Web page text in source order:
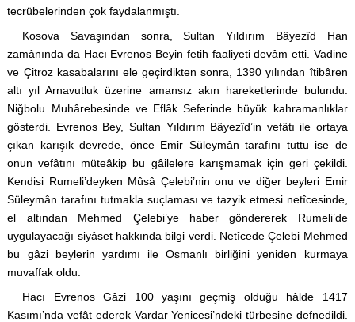
tecrübelerinden çok faydalanmıştı.
Kosova Savaşından sonra, Sultan Yıldırım Bâyezîd Han
zamânında da Hacı Evrenos Beyin fetih faaliyeti devâm etti. Vadine
ve Çitroz kasabalarını ele geçirdikten sonra, 1390 yılından îtibâren
altı yıl Arnavutluk üzerine amansız akın hareketlerinde bulundu.
Niğbolu Muhârebesinde ve Eflâk Seferinde büyük kahramanlıklar
gösterdi. Evrenos Bey, Sultan Yıldırım Bâyezîd’in vefâtı ile ortaya
çıkan karışık devrede, önce Emir Süleymân tarafını tuttu ise de
onun vefâtını müteâkip bu gâilelere karışmamak için geri çekildi.
Kendisi Rumeli’deyken Mûsâ Çelebi’nin onu ve diğer beyleri Emir
Süleymân tarafını tutmakla suçlaması ve tazyik etmesi netîcesinde,
el altından Mehmed Çelebi’ye haber göndererek Rumeli’de
uygulayacağı siyâset hakkında bilgi verdi. Netîcede Çelebi Mehmed
bu gâzi beylerin yardımı ile Osmanlı birliğini yeniden kurmaya
muvaffak oldu.
Hacı Evrenos Gâzi 100 yaşını geçmiş olduğu hâlde 1417
Kasımı’nda vefât ederek Vardar Yenicesi’ndeki türbesine defnedildi.